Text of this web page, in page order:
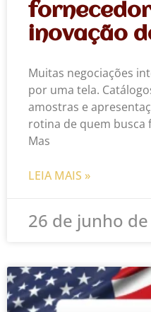
inovação
Muitas negociações
por uma tela.
amostras e
rotina de quem
Mas
LEIA MAIS »
26 de junho